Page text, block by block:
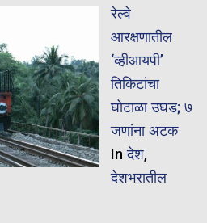
रेल्वे
आरक्षणातील
‘व्हीआयपी’
तिकिटांचा
घोटाळा उघड; ७
जणांना अटक
Inदेश,
देशभरातील